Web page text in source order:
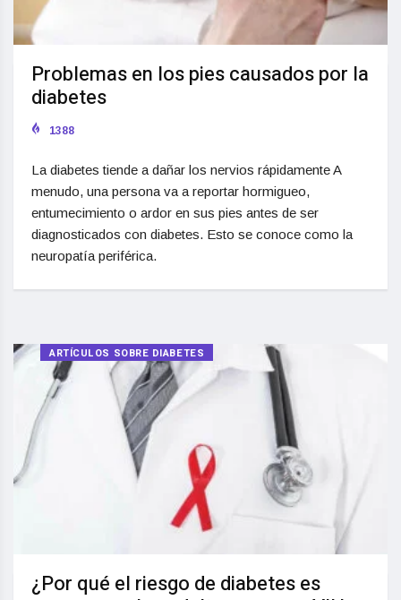
Problemas en los pies causados por la
diabetes
1388
La diabetes tiende a dañar los nervios rápidamente A
menudo, una persona va a reportar hormigueo,
entumecimiento o ardor en sus pies antes de ser
diagnosticados con diabetes. Esto se conoce como la
neuropatía periférica.
ARTÍCULOS SOBRE DIABETES
¿Por qué el riesgo de diabetes es